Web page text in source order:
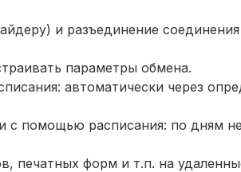
и разъединение
параметры обмена.
автоматически через
помощью расписания: по дням
печатных форм и т.п. на